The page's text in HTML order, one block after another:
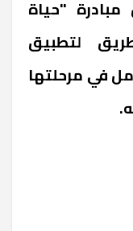
"حياة
لتطبيق
في مرحلتها